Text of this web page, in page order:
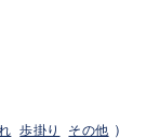
歩掛り その他 ）